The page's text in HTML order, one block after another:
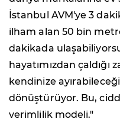
İstanbul AVM'ye 3
ilham alan 50 bin
dakikada
hayatımızdan çaldığı
kendinize
dönüştürüyor. Bu,
verimlilik modeli."